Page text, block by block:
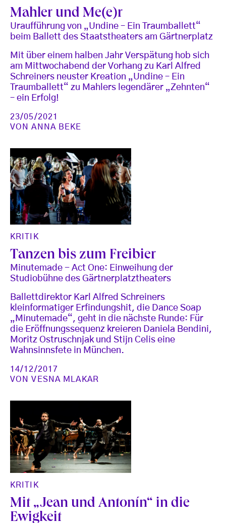
Mahler und Me(e)r
Uraufführung von „Undine – Ein Traumballett“
beim Ballett des Staatstheaters am Gärtnerplatz
Mit über einem halben Jahr Verspätung hob sich
am Mittwochabend der Vorhang zu Karl Alfred
Schreiners neuster Kreation „Undine – Ein
Traumballett“ zu Mahlers legendärer „Zehnten“
– ein Erfolg!
23/05/2021
VONANNA BEKE
KRITIK
Tanzen bis zum Freibier
Minutemade - Act One: Einweihung der
Studiobühne des Gärtnerplatztheaters
Ballettdirektor Karl Alfred Schreiners
kleinformatiger Erfindungshit, die Dance Soap
„Minutemade“, geht in die nächste Runde: Für
die Eröffnungssequenz kreieren Daniela Bendini,
Moritz Ostruschnjak und Stijn Celis eine
Wahnsinnsfete in München.
14/12/2017
VONVESNA MLAKAR
KRITIK
Mit „Jean und Antonín“ in die
Ewigkeit